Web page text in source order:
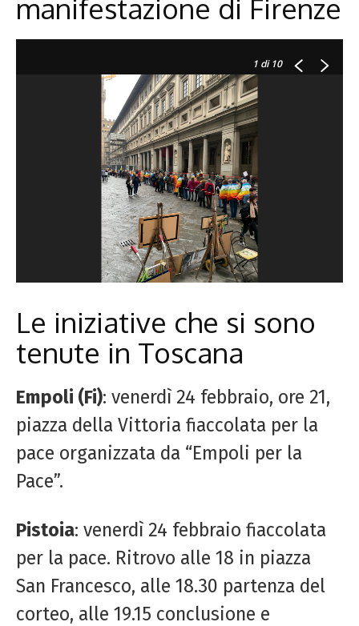
manifestazione di Firenze
1 di 10
Le iniziative che si sono
tenute in Toscana
Empoli (Fi): venerdì 24 febbraio, ore 21,
piazza della Vittoria fiaccolata per la
pace organizzata da “Empoli per la
Pace”.
Pistoia: venerdì 24 febbraio fiaccolata
per la pace. Ritrovo alle 18 in piazza
San Francesco, alle 18.30 partenza del
corteo, alle 19.15 conclusione e